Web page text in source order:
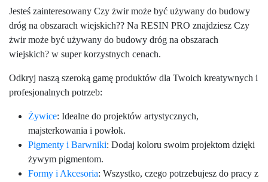
Jesteś zainteresowany Czy żwir może być używany do budowy
dróg na obszarach wiejskich?? Na RESIN PRO znajdziesz Czy
żwir może być używany do budowy dróg na obszarach
wiejskich? w super korzystnych cenach.
Odkryj naszą szeroką gamę produktów dla Twoich kreatywnych i
profesjonalnych potrzeb:
Żywice: Idealne do projektów artystycznych,
majsterkowania i powłok.
Pigmenty i Barwniki: Dodaj koloru swoim projektom dzięki
żywym pigmentom.
Formy i Akcesoria: Wszystko, czego potrzebujesz do pracy z